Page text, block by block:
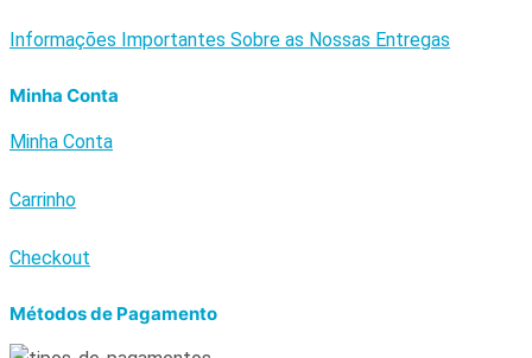
Informações Importantes Sobre as Nossas Entregas
Minha Conta
Minha Conta
Carrinho
Checkout
Métodos de Pagamento